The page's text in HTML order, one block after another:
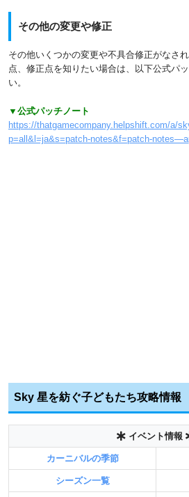
その他の変更や修正
その他いくつかの変更や不具合修正がなさ
点、修正点を知りたい場合は、以下公式パ
い。
▼公式パッチノート
https://thatgamecompany.helpshift.com/a/
p=all&l=ja&s=patch-notes&f=patch-
Sky 星を紡ぐ子どもたち攻略情報
イベント情報
カーニバルの季節
シーズン一覧